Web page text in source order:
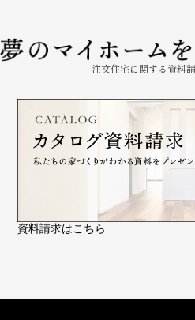
注文住宅に関する資料
資料請求はこちら